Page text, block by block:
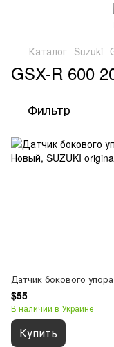
Каталог Suzuki
GSX-R 600
Фильтр
Датчик бокового упора
$55
В наличии в Украине
Купить